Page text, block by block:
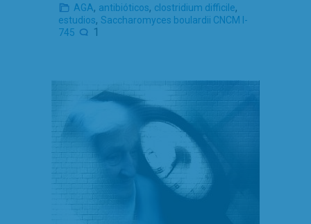
AGA, antibióticos, clostridium difficile,
estudios, Saccharomyces boulardii CNCM I-
745
1